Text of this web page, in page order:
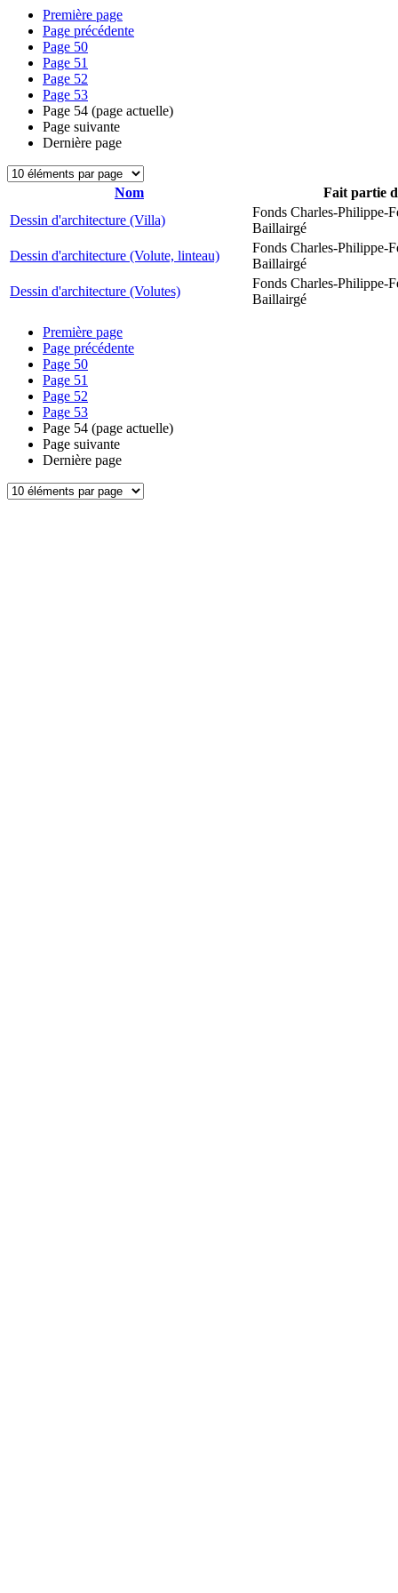
Première page
Page précédente
Page 50
Page 51
Page 52
Page 53
Page 54 (page actuelle)
Page suivante
Dernière page
Nom
Fait partie
Dessin d'architecture (Villa)
Fonds Charles-Philippe-
Baillairgé
Dessin d'architecture (Volute, linteau)
Fonds Charles-Philippe-
Baillairgé
Dessin d'architecture (Volutes)
Fonds Charles-Philippe-
Baillairgé
Première page
Page précédente
Page 50
Page 51
Page 52
Page 53
Page 54 (page actuelle)
Page suivante
Dernière page